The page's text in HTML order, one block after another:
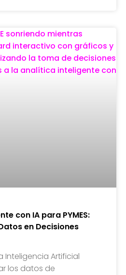
con IA para PYMES:
en Decisiones
Inteligencia Artificial
los datos de